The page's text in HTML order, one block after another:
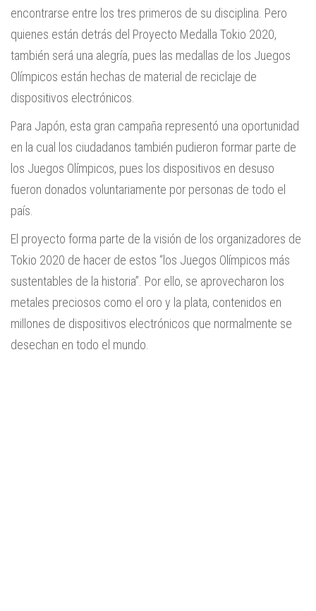
encontrarse entre los tres primeros de su disciplina. Pero
quienes están detrás del Proyecto Medalla Tokio 2020,
también será una alegría, pues las medallas de los Juegos
Olímpicos están hechas de material de reciclaje de
dispositivos electrónicos.
Para Japón, esta gran campaña representó una oportunidad
en la cual los ciudadanos también pudieron formar parte de
los Juegos Olímpicos, pues los dispositivos en desuso
fueron donados voluntariamente por personas de todo el
país.
El proyecto forma parte de la visión de los organizadores de
Tokio 2020 de hacer de estos “los Juegos Olímpicos más
sustentables de la historia”. Por ello, se aprovecharon los
metales preciosos como el oro y la plata, contenidos en
millones de dispositivos electrónicos que normalmente se
desechan en todo el mundo.